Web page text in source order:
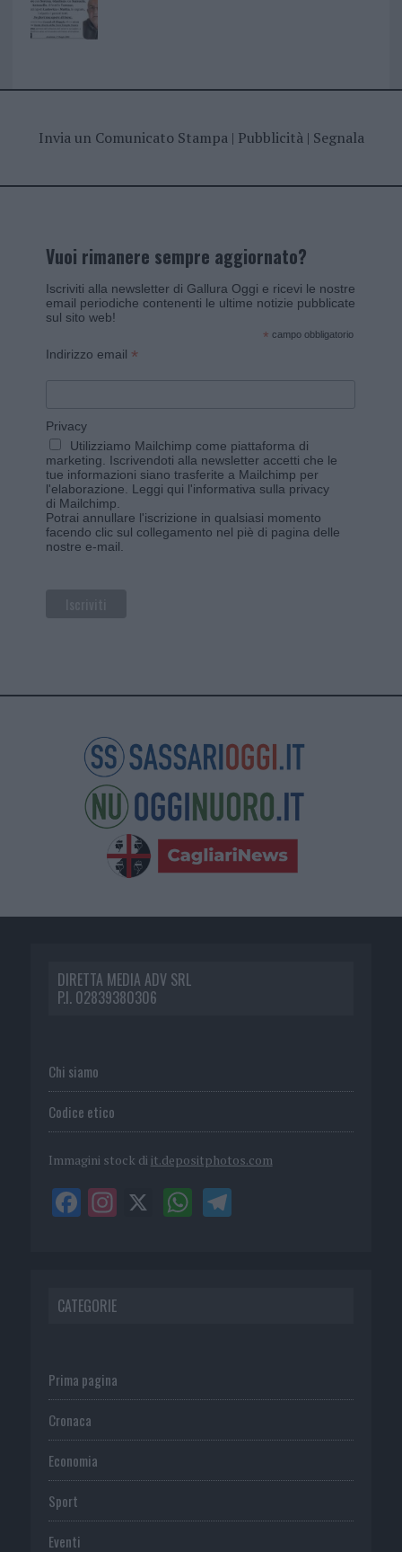
Invia un Comunicato Stampa| Pubblicità| Segnala
Vuoi rimanere sempre aggiornato?
Iscriviti alla newsletter di Gallura Oggi e ricevi le nostre
email periodiche contenenti le ultime notizie pubblicate
sul sito web!
* campo obbligatorio
Indirizzo email *
Privacy
Utilizziamo Mailchimp come piattaforma di
marketing. Iscrivendoti alla newsletter accetti che le
tue informazioni siano trasferite a Mailchimp per
l'elaborazione. Leggi qui l'informativa sulla privacy
di Mailchimp
Potrai annullare l'iscrizione in qualsiasi momento
facendo clic sul collegamento nel piè di pagina delle
nostre e-mail.
DIRETTA MEDIA ADV SRL
P.I. 02839380306
Chi siamo
Codice etico
Immagini stock di it.depositphotos.com
CATEGORIE
Prima pagina
Cronaca
Economia
Sport
Eventi